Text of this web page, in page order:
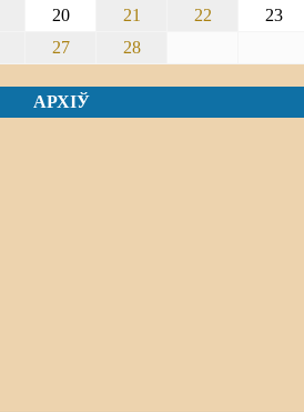
20 21 22
23
27 28
АРХІЎ